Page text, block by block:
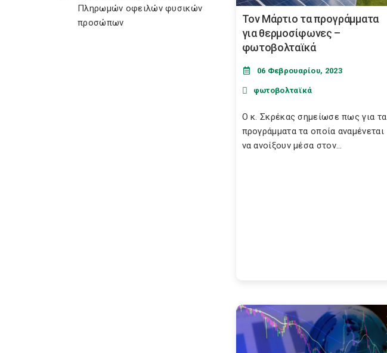
Πληρωμών οφειλών φυσικών
προσώπων
Τον Μάρτιο τα προγράμματα
για θερμοσίφωνες –
φωτοβολταϊκά
06 Φεβρουαρίου, 2023
φωτοβολταϊκά
Ο κ. Σκρέκας σημείωσε πως για τα
προγράμματα τα οποία αναμένεται
να ανοίξουν μέσα στον...